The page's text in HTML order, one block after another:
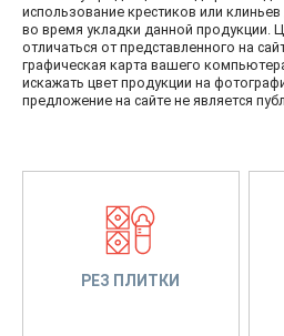
использование крестиков или
во время укладки данной продукции.
отличаться от представленного на
графическая карта вашего
искажать цвет продукции на
предложение на сайте не является
РЕЗ ПЛИТКИ